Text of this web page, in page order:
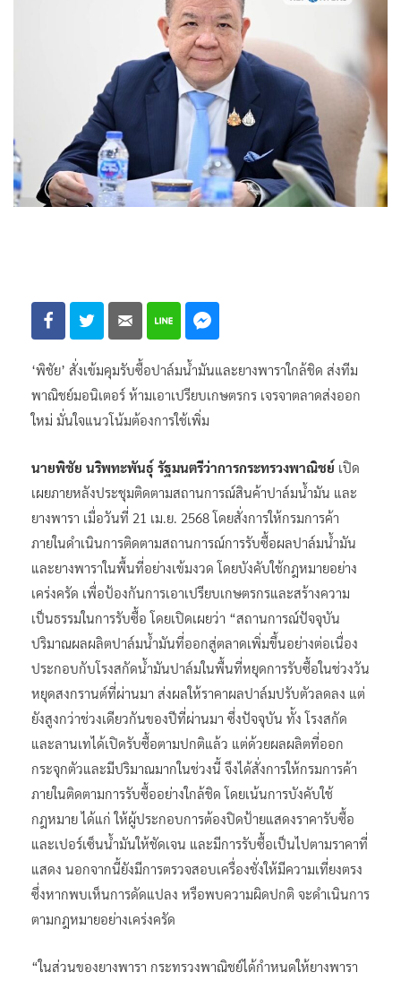
‘พิชัย’ สั่งเข้มคุมรับซื้อปาล์มน้ำมันและยางพาราใกล้ชิด ส่งทีม
พาณิชย์มอนิเตอร์ ห้ามเอาเปรียบเกษตรกร เจรจาตลาดส่งออก
ใหม่ มั่นใจแนวโน้มต้องการใช้เพิ่ม
นายพิชัย นริพทะพันธุ์ รัฐมนตรีว่าการกระทรวงพาณิชย์ เปิด
เผยภายหลังประชุมติดตามสถานการณ์สินค้าปาล์มน้ำมัน และ
ยางพารา เมื่อวันที่ 21 เม.ย. 2568 โดยสั่งการให้กรมการค้า
ภายในดำเนินการติดตามสถานการณ์การรับซื้อผลปาล์มน้ำมัน
และยางพาราในพื้นที่อย่างเข้มงวด โดยบังคับใช้กฎหมายอย่าง
เคร่งครัด เพื่อป้องกันการเอาเปรียบเกษตรกรและสร้างความ
เป็นธรรมในการรับซื้อ โดยเปิดเผยว่า “สถานการณ์ปัจจุบัน
ปริมาณผลผลิตปาล์มน้ำมันที่ออกสู่ตลาดเพิ่มขึ้นอย่างต่อเนื่อง
ประกอบกับโรงสกัดน้ำมันปาล์มในพื้นที่หยุดการรับซื้อในช่วงวัน
หยุดสงกรานต์ที่ผ่านมา ส่งผลให้ราคาผลปาล์มปรับตัวลดลง แต่
ยังสูงกว่าช่วงเดียวกันของปีที่ผ่านมา ซึ่งปัจจุบัน ทั้ง โรงสกัด
และลานเทได้เปิดรับซื้อตามปกติแล้ว แต่ด้วยผลผลิตที่ออก
กระจุกตัวและมีปริมาณมากในช่วงนี้ จึงได้สั่งการให้กรมการค้า
ภายในติดตามการรับซื้ออย่างใกล้ชิด โดยเน้นการบังคับใช้
กฎหมาย ได้แก่ ให้ผู้ประกอบการต้องปิดป้ายแสดงราคารับซื้อ
และเปอร์เซ็นน้ำมันให้ชัดเจน และมีการรับซื้อเป็นไปตามราคาที่
แสดง นอกจากนี้ยังมีการตรวจสอบเครื่องชั่งให้มีความเที่ยงตรง
ซึ่งหากพบเห็นการดัดแปลง หรือพบความผิดปกติ จะดำเนินการ
ตามกฎหมายอย่างเคร่งครัด
“ในส่วนของยางพารา กระทรวงพาณิชย์ได้กำหนดให้ยางพารา